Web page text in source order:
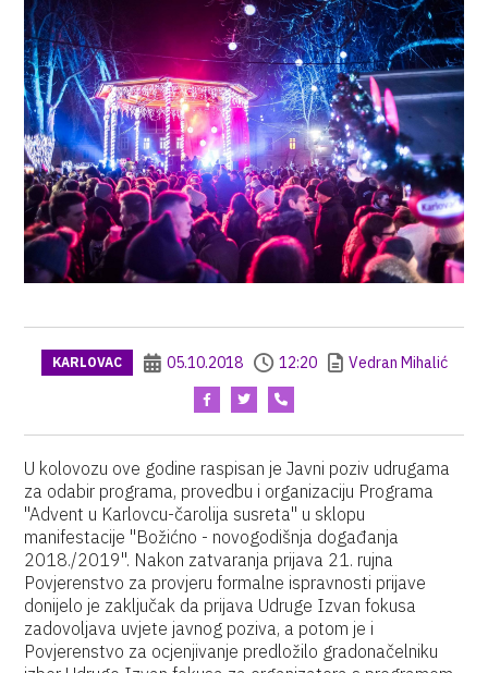
KARLOVAC 05.10.2018 12:20 Vedran Mihalić
U kolovozu ove godine raspisan je Javni poziv udrugama
za odabir programa, provedbu i organizaciju Programa
"Advent u Karlovcu-čarolija susreta" u sklopu
manifestacije "Božićno - novogodišnja događanja
2018./2019". Nakon zatvaranja prijava 21. rujna
Povjerenstvo za provjeru formalne ispravnosti prijave
donijelo je zaključak da prijava Udruge Izvan fokusa
zadovoljava uvjete javnog poziva, a potom je i
Povjerenstvo za ocjenjivanje predložilo gradonačelniku